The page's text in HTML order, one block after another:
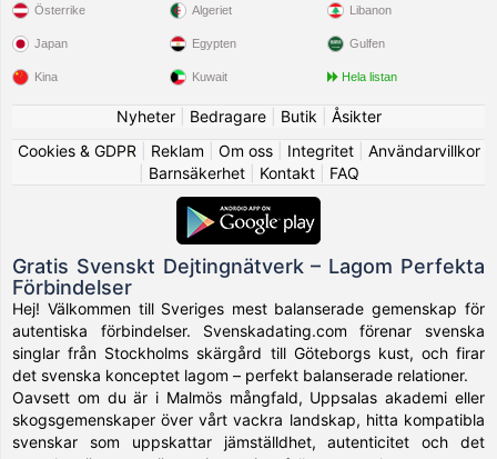
Österrike
Japan
Kina
Algeriet
Egypten
Kuwait
Libanon
Gulfen
Hela listan
Nyheter| Bedragare| Butik
Åsikter
Cookies & GDPR
Reklam Om oss| Integritet| Användarvillkor
Barnsäkerhet| Kontakt| FAQ
Gratis Svenskt Dejtingnätverk – Lagom Perfekta
Förbindelser
Hej! Välkommen till Sveriges mest balanserade gemenskap för
autentiska förbindelser. Svenskadating.com förenar svenska
singlar från Stockholms skärgård till Göteborgs kust, och firar
det svenska konceptet lagom – perfekt balanserade relationer.
Oavsett om du är i Malmös mångfald, Uppsalas akademi eller
skogsgemenskaper över vårt vackra landskap, hitta kompatibla
svenskar som uppskattar jämställdhet, autenticitet och det